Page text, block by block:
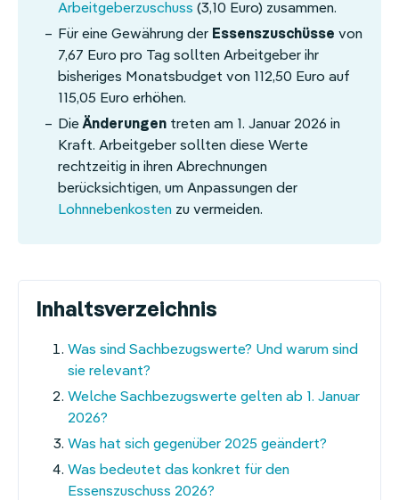
Arbeitgeberzuschuss (3,10 Euro) zusammen.
Für eine Gewährung der Essenszuschüsse von
7,67 Euro pro Tag sollten Arbeitgeber ihr
bisheriges Monatsbudget von 112,50 Euro auf
115,05 Euro erhöhen.
DieÄnderungen treten am 1. Januar 2026 in
Kraft. Arbeitgeber sollten diese Werte
rechtzeitig in ihren Abrechnungen
berücksichtigen, um Anpassungen der
Lohnnebenkosten zu vermeiden.
Inhaltsverzeichnis
Navigation
überspringen
Was sind Sachbezugswerte? Und warum sind
sie relevant?
Welche Sachbezugswerte gelten ab 1. Januar
2026?
Was hat sich gegenüber 2025 geändert?
Was bedeutet das konkret für den
Essenszuschuss 2026?